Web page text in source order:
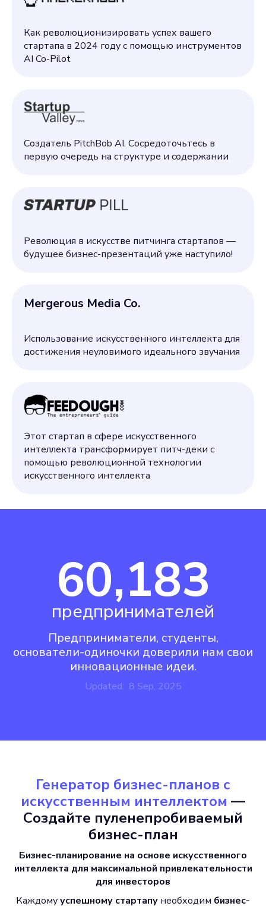
Как революционизировать успех вашего
стартапа в 2024 году с помощью инструментов
AI Co-Pilot
Создатель PitchBob AI. Сосредоточьтесь в
первую очередь на структуре и содержании
Революция в искусстве питчинга стартапов —
будущее бизнес-презентаций уже наступило!
Mergerous Media Co.
Использование искусственного интеллекта для
достижения неуловимого идеального звучания
Этот стартап в сфере искусственного
интеллекта трансформирует питч-деки с
помощью революционной технологии
искусственного интеллекта
60,183
предпринимателей
Предприниматели, студенты,
основатели-одиночки доверили нам свои
инновационные идеи.
Updated: 8 Sep, 2025
Генератор бизнес-планов с
искусственным интеллектом —
Создайте пуленепробиваемый
бизнес-план
Бизнес-планирование на основе искусственного
интеллекта для максимальной привлекательности
для инвесторов
Каждомууспешному стартапу необходим бизнес-